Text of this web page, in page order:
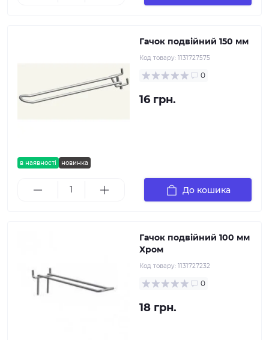
в наявності новинка
Гачок подвійний 150 мм
Код товару: 1131727575
0
16 грн.
До кошика
Гачок подвійний 100 мм
Хром
Код товару: 1131727232
0
18 грн.